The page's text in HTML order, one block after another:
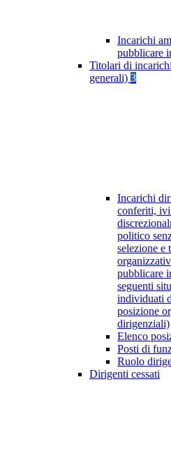
Incarichi
pubblicare
Titolari di
generali) 3
Incarichi
conferiti,
politico
selezione e
pubblicare
seguenti
individuati
posizione
dirigenziali)
Elenco
Posti di
Ruolo
Dirigenti cessati